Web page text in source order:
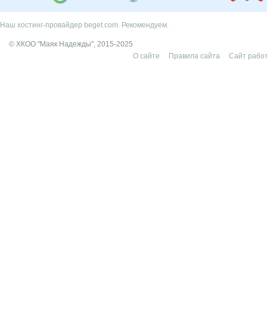
Наш хостинг-провайдер beget.com. Рекомендуем.
© ХКОО "Маяк Надежды", 2015-2025
О сайте
Правила сайта Сайт